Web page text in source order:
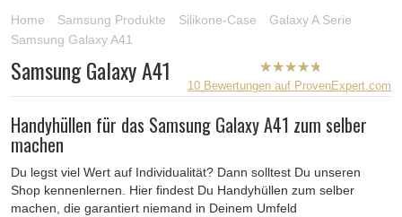
Home Samsung Produkte Silikone-Case
Galaxy A Serie
Samsung Galaxy A41
B2CPrint
hat5von
Sternen |
10 Bewertungen auf ProvenExpert.com
Samsung Galaxy A41
Handyhüllen für das Samsung Galaxy A41 zum selber
machen
Du legst viel Wert auf Individualität? Dann solltest Du unseren
Shop kennenlernen. Hier findest Du Handyhüllen zum selber
machen, die garantiert niemand in Deinem Umfeld